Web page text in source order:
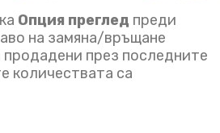
Опция преглед преди
на замяна/връщане
продадени през последните
количествата са